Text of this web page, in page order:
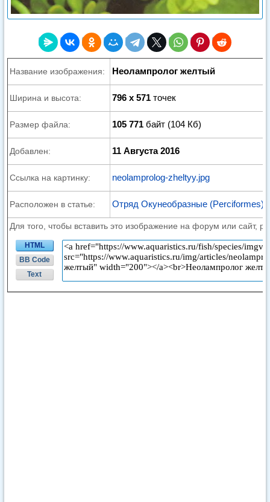
Название изображения: Неолампролог желтый
Ширина и высота: 796 x 571 точек
Размер файла: 105 771 байт (104 Кб)
Добавлен: 11 Августа 2016
Ссылка на картинку: neolamprolog-zheltyy.jpg
Расположен в статье: Отряд Окунеобразные (Perciformes)
Для того, чтобы вставить это изображение на форум или сайт,
HTML
BB Code
Text